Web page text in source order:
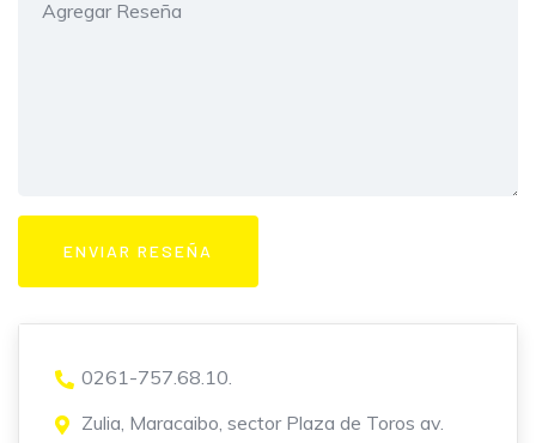
0261-757.68.10.
Zulia, Maracaibo, sector Plaza de Toros av.